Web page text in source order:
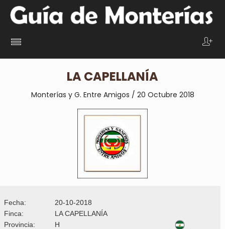
LA CAPELLANÍA
Monterías y G. Entre Amigos / 20 Octubre 2018
Fecha:
20-10-2018
Finca:
LA CAPELLANÍA
Provincia:
H